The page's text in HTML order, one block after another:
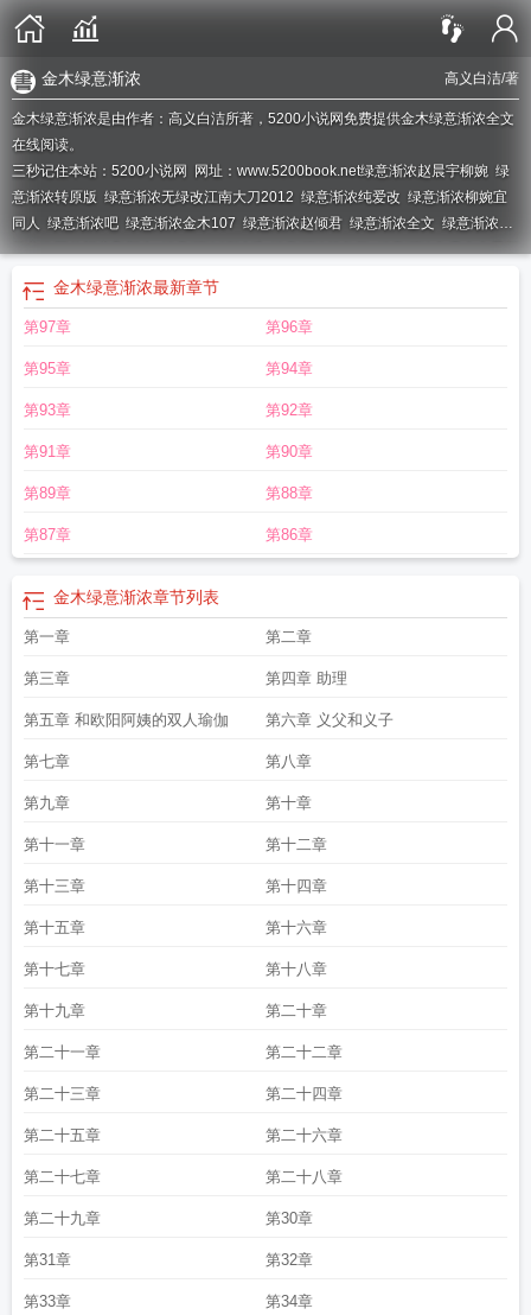
高义白洁/著
金木绿意渐浓
金木绿意渐浓是由作者：高义白洁所著，5200小说网免费提供金木绿意渐浓全文
在线阅读。
三秒记住本站：5200小说网 网址：www.5200book.net绿意渐浓赵晨宇柳婉 绿
意渐浓转原版 绿意渐浓无绿改江南大刀2012 绿意渐浓纯爱改 绿意渐浓柳婉宜
同人 绿意渐浓吧 绿意渐浓金木107 绿意渐浓赵倾君 绿意渐浓全文 绿意渐浓番
外之欧阳的蜕变和新生绿意渐浓97以后绿意渐浓笔趣阁绿意渐浓免费全文最新
绿意渐浓贴吧 绿意渐浓八叉书库
浓林轩宇全文免费阅读
全文阅读_金木
绿意渐浓 金木
渐浓金木全文免费阅读
绿意渐浓欧阳番外 绿意渐浓txt
改绿意渐浓最新章节 绿意渐浓大结局内容绿意渐浓三部曲
吧绿意渐浓江南大刀无绿 绿意渐浓107反杀后宫
型绿意渐浓相似 绿意渐浓续写
渐浓三花齐开解读
绿意渐浓阅读
意渐浓柳婉宜绿意渐浓欧阳的蜕变绿意渐浓无隐藏绿意渐浓类似的绿意渐浓
金木免费阅读 绿意渐浓林轩宇笔趣阁
宇绿意渐浓赵晨宇柳婉宜绿意渐浓金木完整版绿意渐浓by柳婉仪完结了吗绿
意渐浓无绿二改
绿意渐浓TXT百度
金木沉沦蓝
绿意渐浓无绿版笔趣阁无弹窗 绿意渐浓在线阅读
意渐浓柳婉宜章节绿意渐浓三部曲顺序绿意渐浓1一33周子扬最新章节更新内
金木绿意渐浓最新章节
第97章 第96章
第95章 第94章
第93章 第92章
第91章 第90章
第89章 第88章
第87章 第86章
金木绿意渐浓章节列表
第一章 第二章
第三章 第四章 助理
第五章 和欧阳阿姨的双人瑜伽 第六章 义父和义子
第七章 第八章
第九章 第十章
第十一章 第十二章
第十三章 第十四章
第十五章 第十六章
第十七章 第十八章
第十九章 第二十章
第二十一章 第二十二章
第二十三章 第二十四章
第二十五章 第二十六章
第二十七章 第二十八章
第二十九章 第30章
第31章 第32章
第33章 第34章